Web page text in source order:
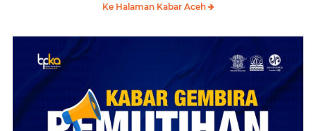
Ke Halaman Kabar Aceh